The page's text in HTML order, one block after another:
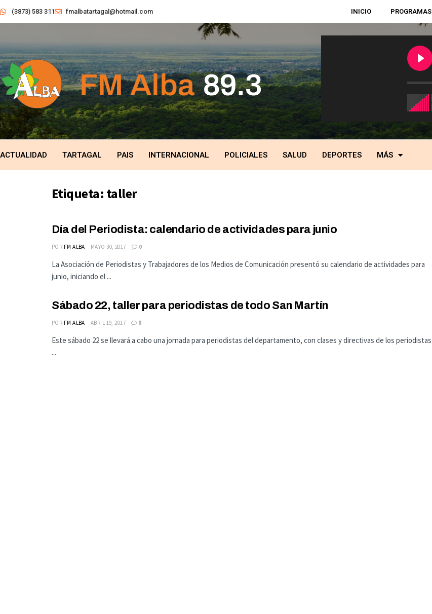
(3873) 583 311 fmalbatartagal@hotmail.com INICIO PROGRAMAS
ACTUALIDAD TARTAGAL PAIS INTERNACIONAL POLICIALES SALUD DEPORTES MÁS
Etiqueta: taller
Día del Periodista: calendario de actividades para junio
POR FM ALBA MAYO 30, 2017 0
La Asociación de Periodistas y Trabajadores de los Medios de Comunicación presentó su calendario de actividades para
junio, iniciando el ...
Sábado 22, taller para periodistas de todo San Martín
POR FM ALBA ABRIL 19, 2017 0
Este sábado 22 se llevará a cabo una jornada para periodistas del departamento, con clases y directivas de los periodistas
...